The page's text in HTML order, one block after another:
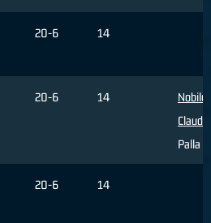
20-6 14
20-6 14
Nobile
Claudio
Palla
20-6 14